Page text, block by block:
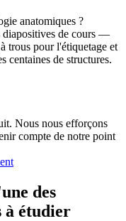
anatomiques ?
diapositives de cours —
trous pour l'étiquetage et
centaines de structures.
Nous nous efforçons
compte de notre point
des
à étudier